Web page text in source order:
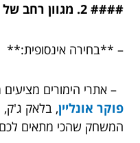
#### 2. מגוון רחב של משחקים
– **בחירה אינסופית:**
– אתרי הימורים
פוקר אונליין, בלאק ג'ק,
המשחק שהכי מתאים